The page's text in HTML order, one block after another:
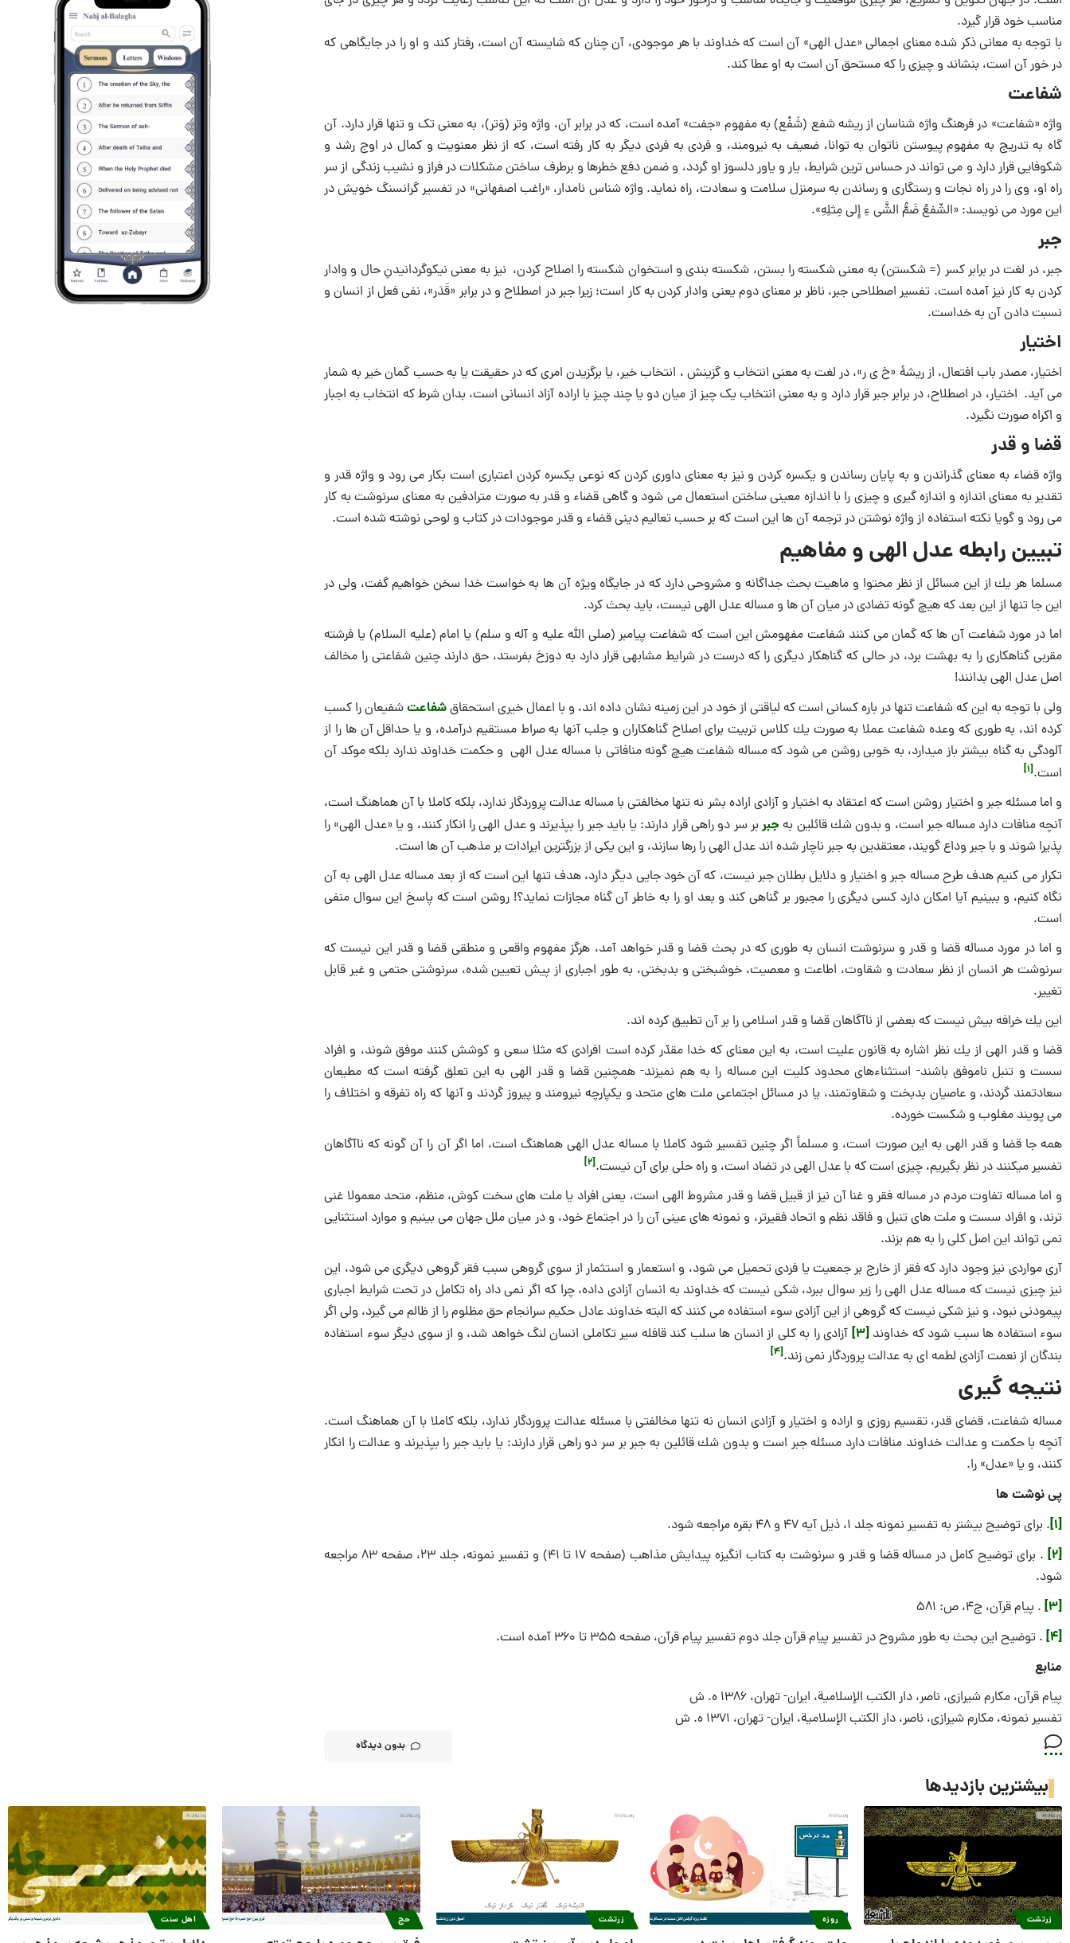
مناسب خود قرار گیرد.
با توجه به معانی ذکر شده معنای اجمالی «عدل الهی» آن است که خداوند با هر موجودی، آن چنان که شایسته آن است، رفتار کند و او را در جایگاهی که
در خور آن است، بنشاند و چیزی را که مستحق آن است به او عطا کند.
شفاعت
واژه «شفاعت» در فرهنگ واژه شناسان از ریشه شفع (شَفْع) به مفهوم «جفت» آمده است، که در برابر آن، واژه وتر (وَتر)، به معنی تک و تنها قرار دارد. آن
گاه به تدریج به مفهوم پیوستن ناتوان به توانا، ضعیف به نیرومند، و فردی به فردی دیگر به کار رفته است، که از نظر معنویت و کمال در اوج رشد و
شکوفایی قرار دارد و می تواند در حساس ترین شرایط، یار و یاور دلسوز او گردد، و ضمن دفع خطرها و برطرف ساختن مشکلات در فراز و نشیب زندگی از سر
راه او، وی را در راه نجات و رستگاری و رساندن به سرمنزل سلامت و سعادت، راه نماید. واژه شناس نامدار، «راغب اصفهانی» در تفسیر گرانسنگ خویش در
این مورد می نویسد: «الشّفعُ ضَمُّ الشَّی ءِ إِلی مِثلِهِ».
جبر
جبر، در لغت در برابر کسر (= شکستن) به معنی شکسته را بستن، شکسته‌ بندی و استخوان شکسته را اصلاح کردن، نیز به معنی نیکوگردانیدنِ حال و وادار
کردن به کار نیز آمده است. تفسیر اصطلاحی جبر، ناظر بر معنای دوم یعنی وادار کردن به کار است؛ زیرا جبر در اصطلاح و در برابر «قَدَر»، نفی فعل از انسان و
نسبت دادن آن به خداست.
اختیار
اختیار، مصدر باب افتعال، از ریشۀ «خ ی ر»، در لغت به معنی انتخاب و گزینش ، انتخاب خیر، یا برگزیدن امری که در حقیقت یا به حسب گمان خیر به شمار
می آید. اختیار، در اصطلاح، در برابر جبر قرار دارد و به معنی انتخاب یک چیز از میان دو یا چند چیز با اراده آزاد انسانی است، بدان شرط که انتخاب به اجبار
و اکراه صورت نگیرد.
قضا و قدر
واژه قضاء به معنای گذراندن و به پایان رساندن و یکسره کردن و نیز به معنای داوری کردن که نوعی یکسره کردن اعتباری است بکار می رود و واژه قدر و
تقدیر به معنای‌ اندازه و‌ اندازه گیری و چیزی را با‌ اندازه معینی ساختن استعمال می‌ شود و گاهی قضاء و قدر به صورت مترادفین به معنای سرنوشت به کار
می‌ رود و گویا نکته استفاده از واژه نوشتن در ترجمه آن ها این است که بر حسب تعالیم دینی قضاء و قدر موجودات در کتاب و لوحی نوشته شده است.
تبیین رابطه عدل الهی و مفاهیم
مسلما هر يك از اين مسائل از نظر محتوا و ماهيت بحث جداگانه و مشروحى دارد كه در جايگاه ويژه آن ها به خواست خدا سخن خواهيم گفت، ولى در
اين جا تنها از اين بعد كه هيچ ‏گونه تضادى در ميان آن ها و مساله عدل الهی نيست، بايد بحث كرد.
اما در مورد شفاعت آن ها كه گمان می کنند شفاعت مفهومش اين است كه شفاعت پيامبر (صلى الله عليه و آله و سلم) يا امام (عليه السلام) يا فرشته
مقربى گناهكارى را به بهشت برد، در حالى كه گناهكار ديگرى را كه درست در شرايط مشابهى قرار دارد به دوزخ بفرستد، حق دارند چنين شفاعتى را مخالف
اصل عدل الهی بدانند!
ولى با توجه به اين‏ كه شفاعت تنها در باره كسانى است كه لياقتى از خود در اين زمينه نشان داده ‏اند، و با اعمال خيرى استحقاقشفاعتشفيعان را كسب
كرده ‏اند، به طورى كه وعده شفاعت عملا به صورت يك كلاس تربيت براى اصلاح گناهكاران و جلب آنها به صراط مستقيم درآمده، و يا حداقل آن ها را از
آلودگى به گناه بيشتر باز میدارد، به خوبى روشن می شود كه مساله شفاعت هيچ‏ گونه منافاتى با مساله عدل الهی و حكمت خداوند ندارد بلكه موكد آن
است.[1]
و اما مسئله جبر و اختيار روشن است كه اعتقاد به اختيار و آزادى اراده بشر نه تنها مخالفتى با مساله عدالت پروردگار ندارد، بلكه كاملا با آن هماهنگ است،
آنچه منافات دارد مساله جبر است، و بدون شك قائلين به جبربر سر دو راهى قرار دارند: يا بايد جبر را بپذيرند و عدل الهی را انكار كنند، و يا «عدل الهی» را
پذيرا شوند و با جبر وداع گويند، معتقدين به جبر ناچار شده ‏اند عدل الهی را رها سازند، و اين يكى از بزرگترين ايرادات بر مذهب آن ها است.
تكرار مى كنيم هدف طرح مساله جبر و اختيار و دلايل بطلان جبر نيست، كه آن خود جایى ديگر دارد، هدف تنها اين است كه از بعد مساله عدل الهی به آن
نگاه كنيم، و ببينيم آيا امكان دارد كسى ديگرى را مجبور بر گناهى كند و بعد او را به خاطر آن گناه مجازات نمايد؟! روشن است كه پاسخ اين سوال منفى
است.
و اما در مورد مساله قضا و قدر و سرنوشت انسان به طورى كه در بحث قضا و قدر خواهد آمد، هرگز مفهوم واقعى و منطقى قضا و قدر اين نيست كه
سرنوشت هر انسان از نظر سعادت و شقاوت، اطاعت و معصيت، خوشبختى و بدبختى، به طور اجبارى از پيش تعيين شده، سرنوشتى حتمى و غير قابل
تغيير.
اين يك خرافه بيش نيست كه بعضى از ناآگاهان قضا و قدر اسلامى را بر آن تطبيق كرده ‏اند.
قضا و قدر الهى از يك نظر اشاره به قانون عليت است، به اين معناى كه خدا مقدّر كرده است افرادى كه مثلا سعى و كوشش كنند موفق شوند، و افراد
سست و تنبل ناموفق باشند- استثناءهاى محدود كليت اين مساله را به هم نمیزند- همچنين قضا و قدر الهى به اين تعلق گرفته است كه مطيعان
سعادتمند گردند، و عاصيان بدبخت و شقاوتمند، يا در مسائل اجتماعى ملت‏ هاى متحد و يكپارچه نيرومند و پيروز گردند و آنها كه راه تفرقه و اختلاف را
می پويند مغلوب و شكست خورده.
همه ‏جا قضا و قدر الهى به اين صورت است، و مسلماً اگر چنين تفسير شود كاملا با مساله عدل الهى هماهنگ است، اما اگر آن را آن‏ گونه كه ناآگاهان
تفسير میكنند در نظر بگيريم، چيزى است كه با عدل الهى در تضاد است، و راه حلى براى آن نيست.[2]
و اما مساله تفاوت مردم در مساله فقر و غنا آن نيز از قبيل قضا و قدر مشروط الهى است، يعنى افراد يا ملت‏ هاى سخت كوش، منظم، متحد معمولا غنی
ترند، و افراد سست و ملت ‏هاى تنبل و فاقد نظم و اتحاد فقيرتر، و نمونه ‏هاى عينى آن را در اجتماع خود، و در ميان ملل جهان می بينيم و موارد استثنایى
نمی تواند اين اصل كلى را به هم بزند.
آرى مواردى نيز وجود دارد كه فقر از خارج بر جمعيت يا فردى تحميل می شود، و استعمار و استثمار از سوى گروهى سبب فقر گروهى ديگرى می شود، اين
نيز چيزى نيست كه مساله عدل الهى را زير سوال ببرد، شكى نيست كه خداوند به انسان آزادى داده، چرا كه اگر نمی داد راه تكامل در تحت شرايط اجبارى
پيمودنى نبود، و نيز شكى نيست كه گروهى از اين آزادى سوء استفاده می كنند كه البته خداوند عادل حكيم سرانجام حق مظلوم را از ظالم می گيرد، ولى اگر
سوء استفاده ‏ها سبب شود كه خداوند[3]
آزادى را به كلى از انسان ‏ها سلب كند قافله سير تكاملى انسان لنگ خواهد شد، و از سوى ديگر سوء استفاده
بندگان از نعمت آزادى لطمه‏ اى به عدالت پروردگار نمی زند.[4]
نتیجه گیری
مساله شفاعت، قضای قدر، تقسیم روزی و اراده و اختيار و آزادى انسان نه تنها مخالفتى با مسئله عدالت پروردگار ندارد، بلكه كاملا با آن هماهنگ است.
آنچه با حکمت و عدالت خداوند منافات دارد مسئله جبر است و بدون شك قائلين به جبر بر سر دو راهى قرار دارند: يا بايد جبر را بپذيرند و عدالت را انكار
كنند، و يا «عدل» را.
پی نوشت ها
[1] . براى توضيح بيشتر به تفسير نمونه جلد 1، ذيل آيه 47 و 48 بقره مراجعه شود.
[2]
. براى توضيح كامل در مساله قضا و قدر و سرنوشت به كتاب انگيزه پيدايش مذاهب (صفحه 17 تا 41) و تفسير نمونه، جلد 23، صفحه 83 مراجعه
شود.
[3] . پيام قرآن، ج‏4، ص: 581
[4] . توضيح اين بحث به طور مشروح در تفسير پيام قرآن جلد دوم تفسير پيام قرآن، صفحه 355 تا 360 آمده است.
منابع
پيام قرآن‏، مكارم شيرازى، ناصر، دار الكتب الإسلامية، ايران- تهران‏، 1386 ه. ش‏
تفسير نمونه‏، مكارم شيرازى، ناصر، دار الكتب الإسلامية، ايران- تهران‏، 1371 ه. ش‏
بدون دیدگاه
بیشترین بازدیدها
زرتشت روزه زرتشت حج اهل سنت